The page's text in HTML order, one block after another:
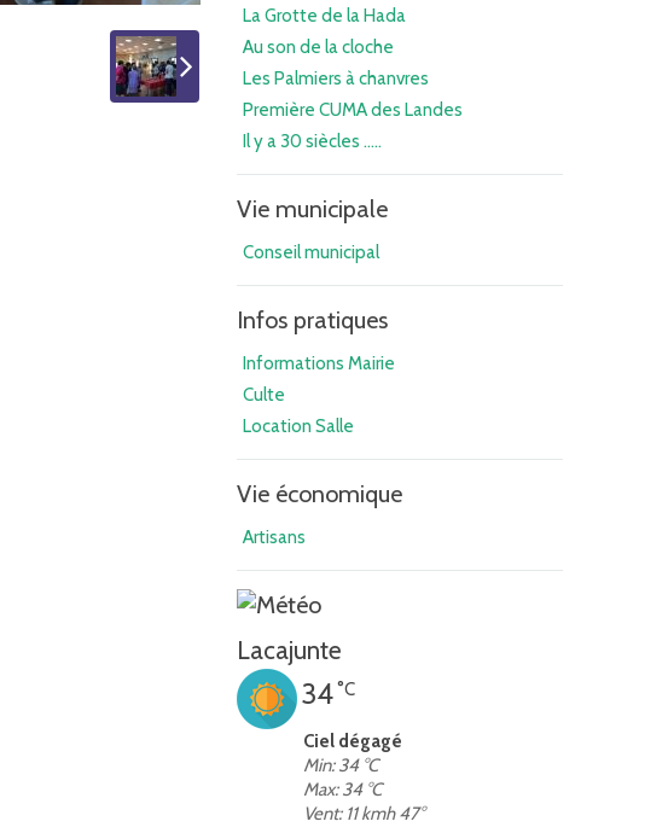
La Grotte de la Hada
Au son de la cloche
Les Palmiers à chanvres
Première CUMA des Landes
Il y a 30 siècles .....
Vie municipale
Conseil municipal
Infos pratiques
Informations Mairie
Culte
Location Salle
Vie économique
Artisans
Lacajunte
34°C
Ciel dégagé
Min: 34 °C
Max: 34 °C
Vent: 11 kmh 47°